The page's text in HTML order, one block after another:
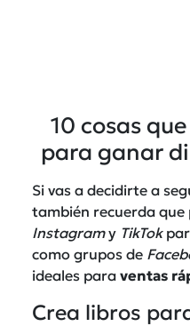
10 cosas
para ganar
Si vas a decidirte a
también recuerda que
Instagramy TikTok
como grupos de
ideales para ventas
Crea libros